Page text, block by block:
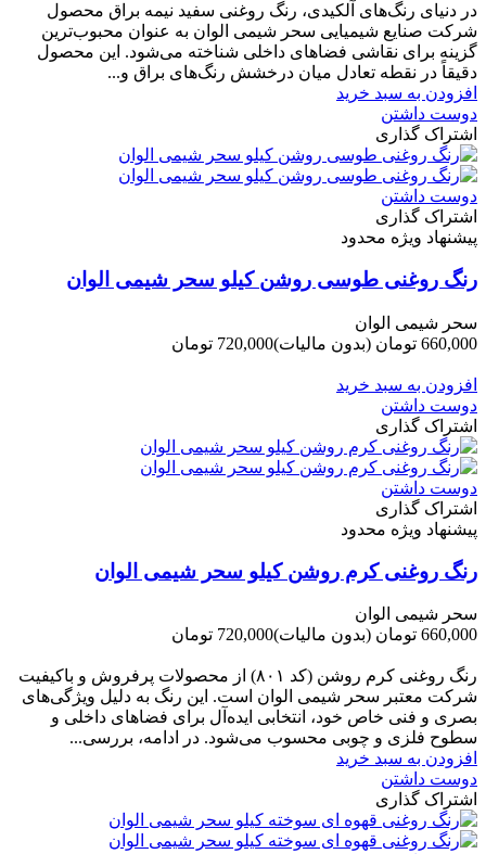
در دنیای رنگ‌های آلکیدی، رنگ روغنی سفید نیمه براق محصول
شرکت صنایع شیمیایی سحر شیمی الوان به عنوان محبوب‌ترین
گزینه برای نقاشی فضاهای داخلی شناخته می‌شود. این محصول
دقیقاً در نقطه تعادل میان درخشش رنگ‌های براق و...
افزودن به سبد خرید
دوست داشتن
اشتراک گذاری
دوست داشتن
اشتراک گذاری
پیشنهاد ویژه محدود
رنگ روغنی طوسی روشن کیلو سحر شیمی الوان
سحر شیمی الوان
660,000 تومان
(بدون مالیات)720,000 تومان
افزودن به سبد خرید
دوست داشتن
اشتراک گذاری
دوست داشتن
اشتراک گذاری
پیشنهاد ویژه محدود
رنگ روغنی کرم روشن کیلو سحر شیمی الوان
سحر شیمی الوان
660,000 تومان
(بدون مالیات)720,000 تومان
رنگ روغنی کرم روشن (کد ۸۰۱) از محصولات پرفروش و باکیفیت
شرکت‌ معتبر سحر شیمی الوان است. این رنگ به دلیل ویژگی‌های
بصری و فنی خاص خود، انتخابی ایده‌آل برای فضاهای داخلی و
سطوح فلزی و چوبی محسوب می‌شود. در ادامه، بررسی...
افزودن به سبد خرید
دوست داشتن
اشتراک گذاری